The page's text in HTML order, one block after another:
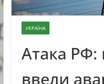
УКРАЇНА
Атака РФ:
ввели